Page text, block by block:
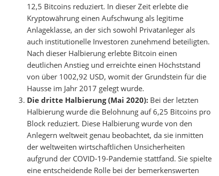
12,5 Bitcoins reduziert. In dieser Zeit erlebte die
Kryptowährung einen Aufschwung als legitime
Anlageklasse, an der sich sowohl Privatanleger als
auch institutionelle Investoren zunehmend beteiligten.
Nach dieser Halbierung erlebte Bitcoin einen
deutlichen Anstieg und erreichte einen Höchststand
von über 1002,92 USD, womit der Grundstein für die
Hausse im Jahr 2017 gelegt wurde.
Die dritte Halbierung (Mai 2020): Bei der letzten
Halbierung wurde die Belohnung auf 6,25 Bitcoins pro
Block reduziert. Diese Halbierung wurde von den
Anlegern weltweit genau beobachtet, da sie inmitten
der weltweiten wirtschaftlichen Unsicherheiten
aufgrund der COVID-19-Pandemie stattfand. Sie spielte
eine entscheidende Rolle bei der bemerkenswerten